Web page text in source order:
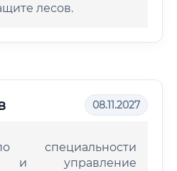
лесов.
08.11.2027
специальности
и управление